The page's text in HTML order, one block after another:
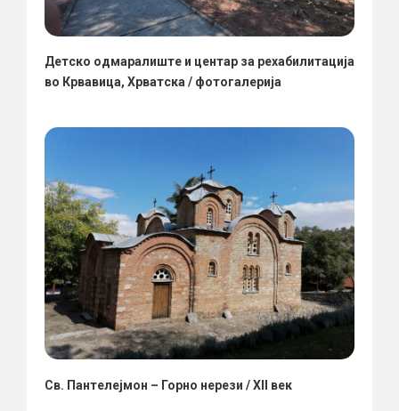
Детско одмаралиште и центар за рехабилитација
во Крвавица, Хрватска / фотогалерија
Св. Пантелејмон – Горно нерези / XII век